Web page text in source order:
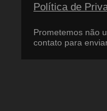
Política de
Prometemos não
contato para